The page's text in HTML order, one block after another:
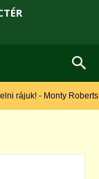
rájuk! - Monty Roberts